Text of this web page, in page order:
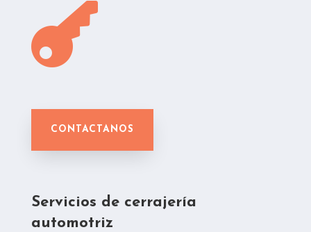

CONTACTANOS
Servicios de cerrajería
automotriz